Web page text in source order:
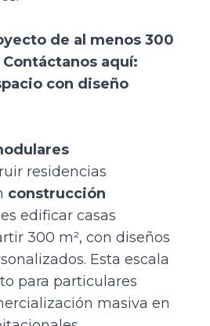
de al menos 300
Contáctanos aquí:
con diseño
residencias
construcción
edificar casas
300 m², con diseños
Esta escala
para particulares
masiva en